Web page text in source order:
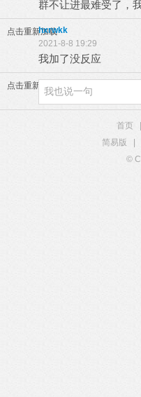
群不让进最难受了，
点击重新加载
hxrwkk
2021-8-8 19:29
我加了没反应
点击重新加载
首页
简易版
©